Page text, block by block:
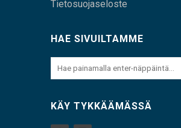
Tietosuojaseloste
HAE SIVUILTAMME
KÄY TYKKÄÄMÄSSÄ